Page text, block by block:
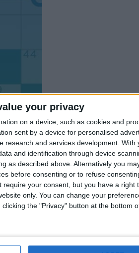
your privacy
on a device, such as cookies and
sent by a device for personalised
research and services development. With
and identification through device
as described above. Alternatively you
before consenting or to refuse
your consent, but you have a right
only. You can change your
the "Privacy" button at the bottom
auch: